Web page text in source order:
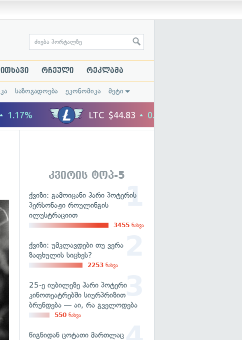
რჩეული რეკლამა
საზოგადოება ეკონომიკა მეტი
კვირის ტოპ-5
ქვიზი: გამოიცანი ჰარი პოტერის
პერსონაჟი როულინგის
ილუსტრაციით
3455 ნახვა
ქვიზი: უმკლავდები თუ ვერა
ზაფხულის სიცხეს?
2253 ნახვა
25-ე იუბილეზე ჰარი პოტერი
კინოთეატრებში სიურპრიზით
ბრუნდება — აი, რა გველოდება
550 ნახვა
წიგნიდან ცოტათი მართლაც